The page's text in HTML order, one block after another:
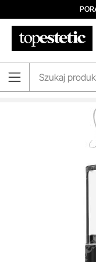
Darmowa Dostawa i
efektywnej realizacji
technologicznie
wysyłane i
Spersonalizowane
Do wielu zamówień
kosmetyków,
pielęgnacyjnych.
odkrywanie
pielęgnacji w
Ciebie i Twoją skórę.